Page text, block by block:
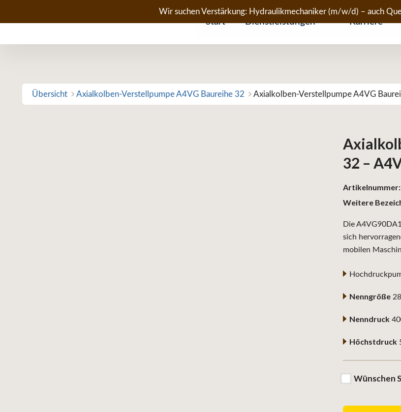
Inhalt
Wir suchen Verstärkung: Hydraulikmechaniker (m/w/d) – auch
Start Dienstleistungen Karriere
Übersicht Axialkolben-Verstellpumpe A4VG Baureihe 32 Axialkolben-Verstellpumpe A4VG
32 –
Die
sich
mobilen
Nenngröße
Nenndruck
Höchstdruck
Wünschen
Weitere
Artikelnummer: